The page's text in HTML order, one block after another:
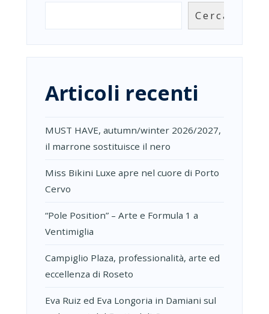
Cerca
Articoli recenti
MUST HAVE, autumn/winter 2026/2027,
il marrone sostituisce il nero
Miss Bikini Luxe apre nel cuore di Porto
Cervo
“Pole Position” – Arte e Formula 1 a
Ventimiglia
Campiglio Plaza, professionalità, arte ed
eccellenza di Roseto
Eva Ruiz ed Eva Longoria in Damiani sul